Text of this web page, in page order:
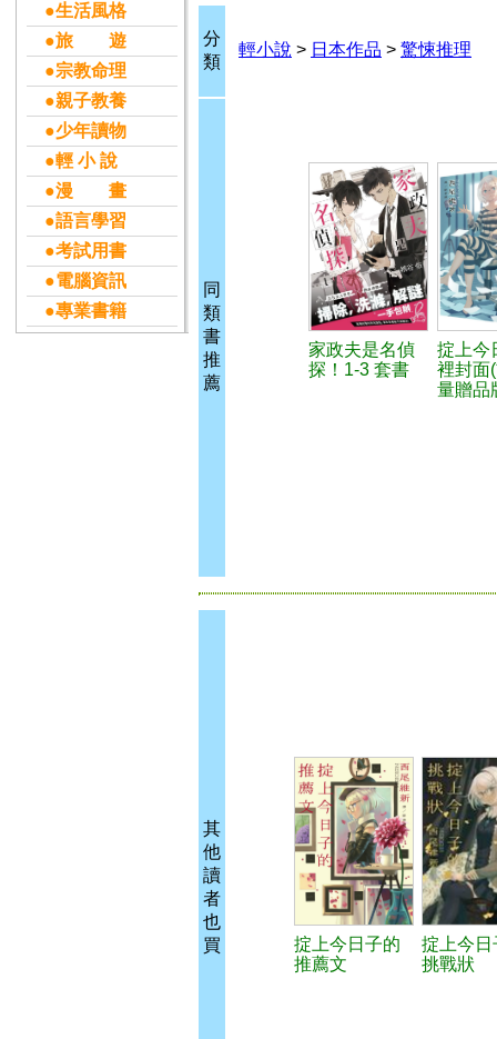
●生活風格
●旅 遊
●宗教命理
●親子教養
●少年讀物
●輕 小 說
●漫 畫
●語言學習
●考試用書
●電腦資訊
●專業書籍
分
類
輕小說 > 日本作品 > 驚悚推理
同
類
書
推
薦
家政夫是名偵
探！1-3 套書
掟上今
裡封面
量贈品
其
他
讀
者
也
買
掟上今日子的
推薦文
掟上今日
挑戰狀